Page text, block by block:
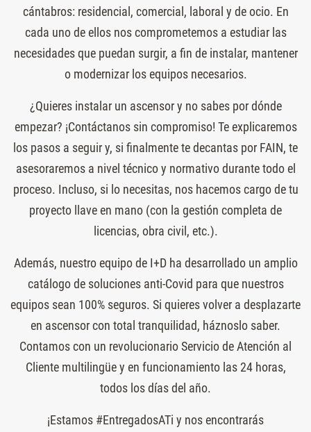
cántabros: residencial, comercial, laboral y de ocio. En
cada uno de ellos nos comprometemos a estudiar las
necesidades que puedan surgir, a fin de instalar, mantener
o modernizar los equipos necesarios.
¿Quieres instalar un ascensor y no sabes por dónde
empezar? ¡Contáctanos sin compromiso! Te explicaremos
los pasos a seguir y, si finalmente te decantas por FAIN, te
asesoraremos a nivel técnico y normativo durante todo el
proceso. Incluso, si lo necesitas, nos hacemos cargo de tu
proyecto llave en mano (con la gestión completa de
licencias, obra civil, etc.).
Además, nuestro equipo de I+D ha desarrollado un amplio
catálogo de soluciones anti-Covid para que nuestros
equipos sean 100% seguros. Si quieres volver a desplazarte
en ascensor con total tranquilidad, háznoslo saber.
Contamos con un revolucionario Servicio de Atención al
Cliente multilingüe y en funcionamiento las 24 horas,
todos los días del año.
¡Estamos #EntregadosATi y nos encontrarás